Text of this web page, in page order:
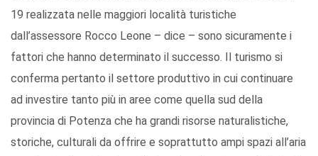
19 realizzata nelle maggiori località turistiche
dall’assessore Rocco Leone – dice – sono sicuramente i
fattori che hanno determinato il successo. Il turismo si
conferma pertanto il settore produttivo in cui continuare
ad investire tanto più in aree come quella sud della
provincia di Potenza che ha grandi risorse naturalistiche,
storiche, culturali da offrire e soprattutto ampi spazi all’aria